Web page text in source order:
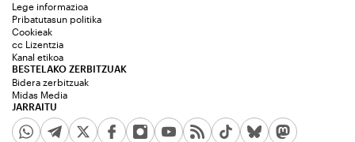
JARRAITU
Lege informazioa
Pribatutasun politika
Cookieak
cc Lizentzia
Kanal etikoa
BESTELAKO ZERBITZUAK
Bidera zerbitzuak
Midas Media